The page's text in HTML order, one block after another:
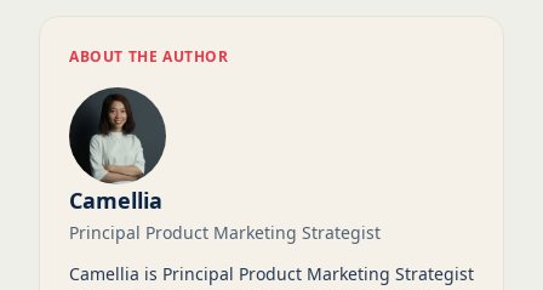
ABOUT THE AUTHOR
Camellia
Principal Product Marketing Strategist
Camellia is Principal Product Marketing Strategist